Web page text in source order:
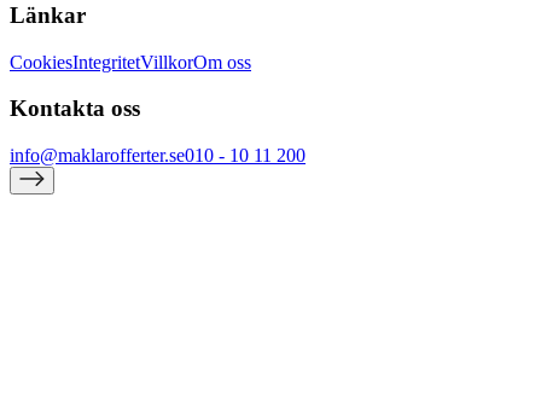
Länkar
CookiesIntegritetVillkorOm oss
Kontakta oss
info@maklarofferter.se010 - 10 11 200